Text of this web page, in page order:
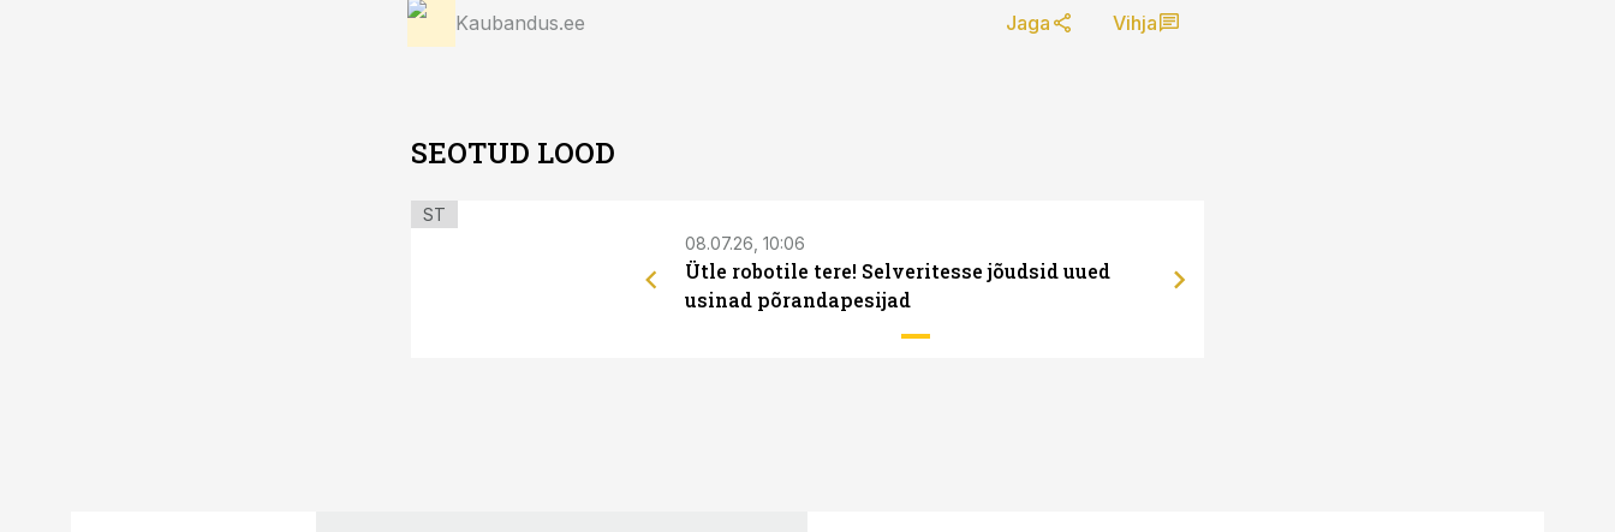
Kaubandus.ee Jaga Vihja
SEOTUD LOOD
ST
08.07.26, 10:06
Ütle robotile tere! Selveritesse jõudsid uued
usinad põrandapesijad